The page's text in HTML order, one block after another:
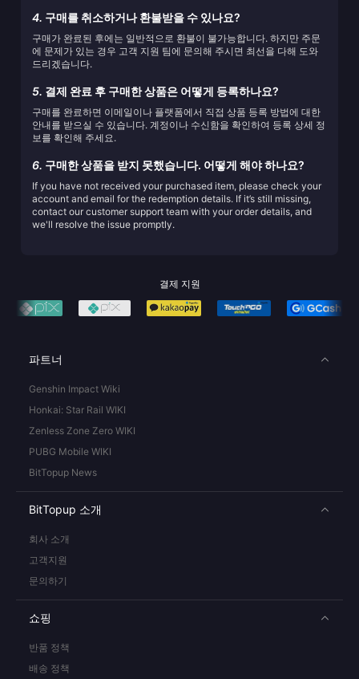
4. 구매를 취소하거나 환불받을 수 있나요?
구매가 완료된 후에는 일반적으로 환불이 불가능합니다. 하지만 주문
에 문제가 있는 경우 고객 지원 팀에 문의해 주시면 최선을 다해 도와
드리겠습니다.
5. 결제 완료 후 구매한 상품은 어떻게 등록하나요?
구매를 완료하면 이메일이나 플랫폼에서 직접 상품 등록 방법에 대한
안내를 받으실 수 있습니다. 계정이나 수신함을 확인하여 등록 상세 정
보를 확인해 주세요.
6. 구매한 상품을 받지 못했습니다. 어떻게 해야 하나요?
If you have not received your purchased item, please check your
account and email for the redemption details. If it’s still missing,
contact our customer support team with your order details, and
we'll resolve the issue promptly.
결제 지원
파트너
Genshin Impact Wiki
Honkai: Star Rail WIKI
Zenless Zone Zero WIKI
PUBG Mobile WIKI
BitTopup News
BitTopup 소개
회사 소개
고객지원
문의하기
쇼핑
반품 정책
배송 정책